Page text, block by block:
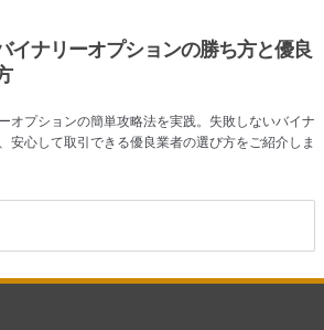
イナリーオプションの勝ち方と優良
オプションの簡単攻略法を実践。失敗しないバイナ
安心して取引できる優良業者の選び方をご紹介しま